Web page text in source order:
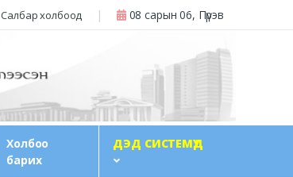
Салбар холбоод 08 сарын 06, Пүрэв
Холбоо
барих
ДЭД СИСТЕМҮҮД